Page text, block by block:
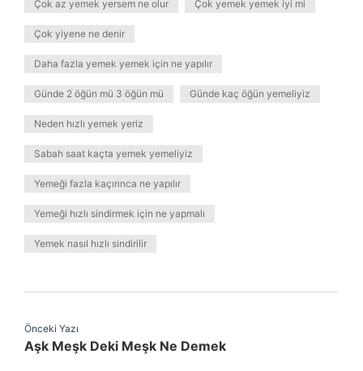
Çok az yemek yersem ne olur Çok yemek yemek iyi mi
Çok yiyene ne denir
Daha fazla yemek yemek için ne yapılır
Günde 2 öğün mü 3 öğün mü Günde kaç öğün yemeliyiz
Neden hızlı yemek yeriz
Sabah saat kaçta yemek yemeliyiz
Yemeği fazla kaçırınca ne yapılır
Yemeği hızlı sindirmek için ne yapmalı
Yemek nasıl hızlı sindirilir
Önceki Yazı
Aşk Meşk Deki Meşk Ne Demek